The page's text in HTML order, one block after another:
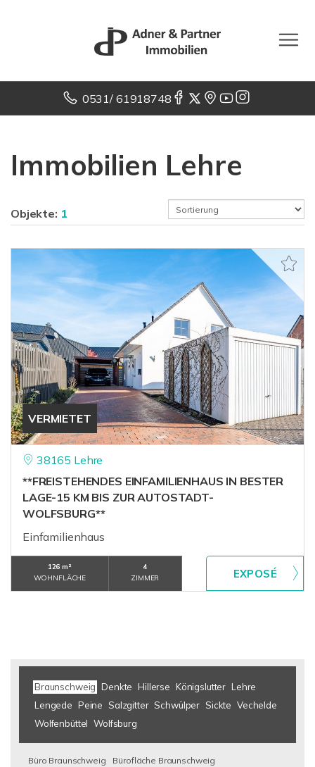
0531/ 61918748
Immobilien Lehre
Objekte: 1
VERMIETET
38165 Lehre
**FREISTEHENDES EINFAMILIENHAUS IN BESTER
LAGE-15 KM BIS ZUR AUTOSTADT-
WOLFSBURG**
Einfamilienhaus
126 m²
WOHNFLÄCHE
4
ZIMMER
Braunschweig Denkte Hillerse Königslutter Lehre
Lengede
Peine Salzgitter Schwülper Sickte Vechelde
Wolfenbüttel Wolfsburg
Büro Braunschweig
Bürofläche Braunschweig